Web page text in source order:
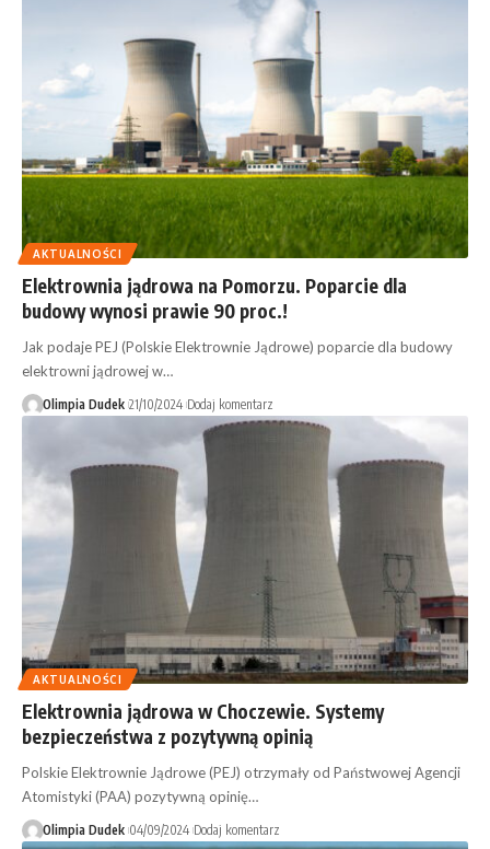
AKTUALNOŚCI
Elektrownia jądrowa na Pomorzu. Poparcie dla
budowy wynosi prawie 90 proc.!
Jak podaje PEJ (Polskie Elektrownie Jądrowe) poparcie dla budowy
elektrowni jądrowej w…
Olimpia Dudek 21/10/2024 Dodaj komentarz
AKTUALNOŚCI
Elektrownia jądrowa w Choczewie. Systemy
bezpieczeństwa z pozytywną opinią
Polskie Elektrownie Jądrowe (PEJ) otrzymały od Państwowej Agencji
Atomistyki (PAA) pozytywną opinię…
Olimpia Dudek 04/09/2024 Dodaj komentarz